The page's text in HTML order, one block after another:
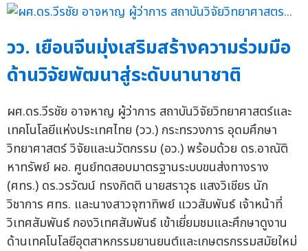
วว. เยือนจีนมุ่งเสริมสร้างความร่วมมือ
ด้านวิจัยพัฒนาสู่ระดับนานาชาติ
ผศ.ดร.วีรชัย อาจหาญ ผู้ว่าการ สถาบันวิจัยวิทยาศาสตร์และ
เทคโนโลยีแห่งประเทศไทย (วว.) กระทรวงการ อุดมศึกษา
วิทยาศาสตร์ วิจัยและนวัตกรรม (อว.) พร้อมด้วย ดร.อาณัติ
หาทรัพย์ ผอ. ศูนย์ทดสอบมาตรฐานระบบขนส่งทางราง
(ศทร.) ดร.วรวัฒน์ ทรงกิตติ นายสราวุธ แสงวิเชียร นัก
วิชาการ ศทร. และนางสาวจุฑาทิพย์ แววสัมพันธ์ เจ้าหน้าที่
วิเทศสัมพันธ์ กองวิเทศสัมพันธ์ เข้าเยี่ยมชมและศึกษาดูงาน
ด้านเทคโนโลยีอุตสาหกรรมยานยนต์และเกษตรกรรมสมัยใหม่